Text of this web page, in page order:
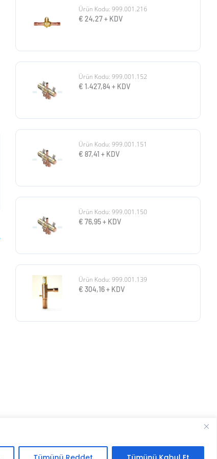
Ürün Kodu: 999.001.216
€ 24,27+ KDV
Ürün Kodu: 999.001.152
€ 1.427,84+ KDV
Ürün Kodu: 999.001.151
€ 87,41 + KDV
Ürün Kodu: 999.001.150
€ 76,95+ KDV
Ürün Kodu: 999.001.139
€ 304,16+ KDV